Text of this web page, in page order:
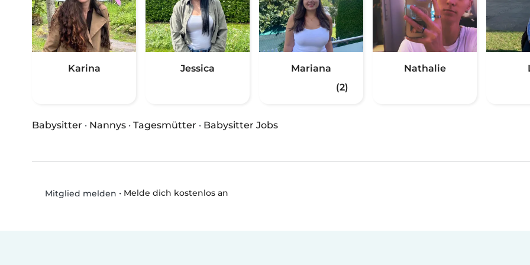
Karina Jessica
Mariana
(2)
Nathalie
Babysitter · Nannys · Tagesmütter · Babysitter Jobs
Mitglied melden • Melde dich kostenlos an